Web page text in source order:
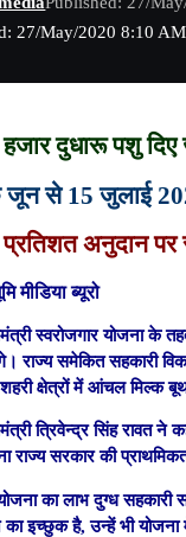
27/May/2020 8:10 AM
दुधारू पशु
से 15 जुलाई
अनुदान पर
मीडिया ब्यूरो
स्वरोजगार योजना के
राज्य समेकित सहकारी
क्षेत्रों में आंचल मिल्क
त्रिवेन्द्र सिंह रावत ने
राज्य सरकार की
का लाभ दुग्ध सहकारी
इच्छुक है, उन्हें भी योजना में